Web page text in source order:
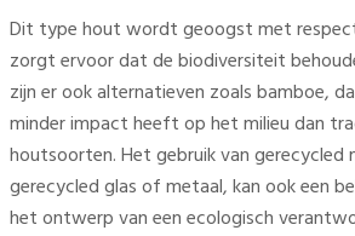
Dit type hout wordt geoogst met
zorgt ervoor dat de biodiversiteit
zijn er ook alternatieven zoals bamboe,
minder impact heeft op het milieu dan
houtsoorten. Het gebruik van gerecycled
gerecycled glas of metaal, kan ook een
het ontwerp van een ecologisch